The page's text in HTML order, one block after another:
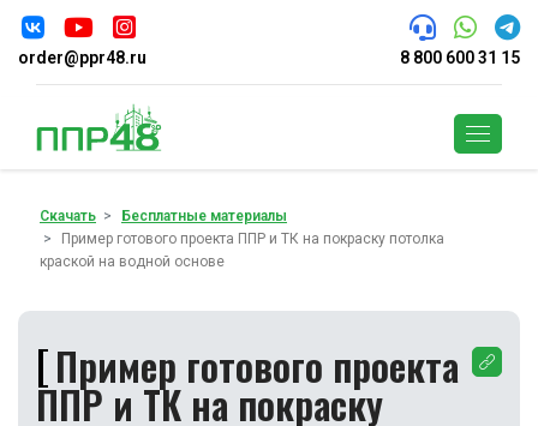
order@ppr48.ru 8 800 600 31 15
Скачать
Бесплатные материалы
Пример готового проекта ППР и ТК на покраску потолка
краской на водной основе
Пример готового проекта
ППР и ТК на покраску